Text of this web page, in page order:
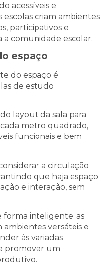
acessíveis e
escolas criam ambientes
participativos e
comunidade escolar.
espaço
do espaço é
de estudo
layout da sala para
metro quadrado,
funcionais e bem
a circulação
que haja espaço
e interação, sem
forma inteligente, as
ambientes versáteis e
às variadas
promover um